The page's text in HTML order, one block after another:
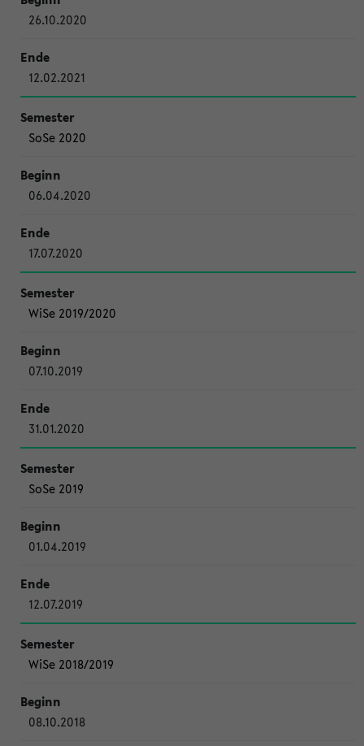
26.10.2020
12.02.2021
SoSe 2020
06.04.2020
17.07.2020
WiSe 2019/2020
07.10.2019
31.01.2020
SoSe 2019
01.04.2019
12.07.2019
WiSe 2018/2019
08.10.2018